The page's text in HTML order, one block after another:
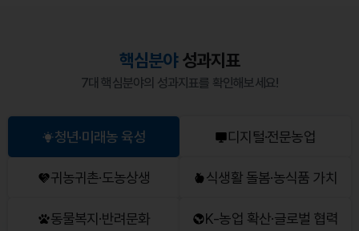
핵심분야성과지표
7대 핵심분야의 성과지표를 확인해보세요!
청년·미래농 육성 디지털·전문농업
귀농귀촌·도농상생 식생활 돌봄·농식품 가치
동물복지·반려문화 K-농업 확산·글로벌 협력